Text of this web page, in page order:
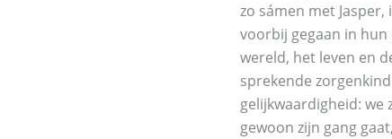
zo sámen met
voorbij gegaan in hun
wereld, het leven en
sprekende
gelijkwaardigheid: we
gewoon zijn gang